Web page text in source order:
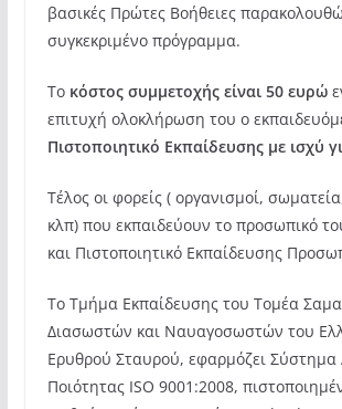
βασικές Πρώτες Βοήθειες
συγκεκριμένο πρόγραμμα.
Το κόστος συμμετοχής είναι 50 ευρώ
επιτυχή ολοκλήρωση του ο
Πιστοποιητικό Εκπαίδευσης με ισχύ
Τέλος οι φορείς ( οργανισμοί,
κλπ) που εκπαιδεύουν το προσωπικό
και Πιστοποιητικό Εκπαίδευσης
Το Τμήμα Εκπαίδευσης του Τομέα
Διασωστών και Ναυαγοσωστών του
Ερυθρού Σταυρού, εφαρμόζει Σύστημα
Ποιότητας ISO 9001:2008,